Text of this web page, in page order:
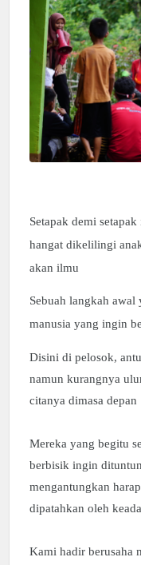
Setapak demi
hangat dikelilingi
akan ilmu
Sebuah langkah
manusia yang ingin
Disini di pelosok,
namun kurangnya
citanya dimasa depan
Mereka yang begitu
berbisik ingin
mengantungkan
dipatahkan oleh
Kami hadir berusaha